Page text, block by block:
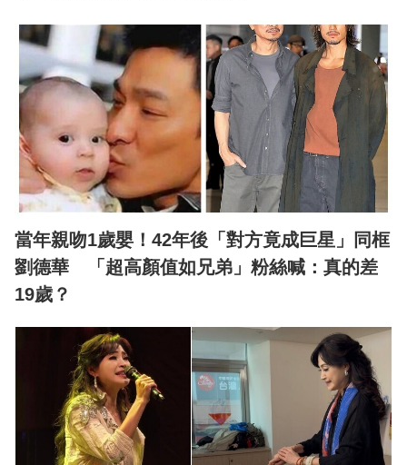
當年親吻1歲嬰！42年後「對方竟成巨星」同框
劉德華 「超高顏值如兄弟」粉絲喊：真的差
19歲？